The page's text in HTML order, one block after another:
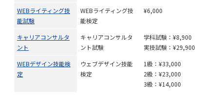
WEBライティング技
能試験
WEBライティング技
能検定
¥6,000
キャリアコンサルタ
ント
キャリアコンサルタ
ント試験
学科試験：¥8,900
実技試験：¥29,900
WEBデザイン技能検
定
ウェブデザイン技能
検定
1級：¥33,000
2級：¥23,000
3級：¥14,000